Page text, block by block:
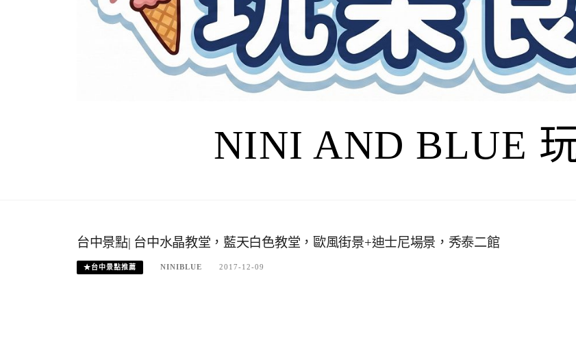
NINI AND BLUE
台中景點| 台中水晶教堂，藍天白色教堂，歐風街景+迪士尼場景，秀泰二館
★台中景點推薦 NINIBLUE 2017-12-09